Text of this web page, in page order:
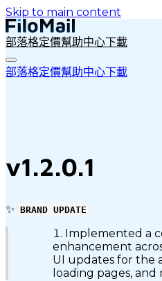
Skip to main content
部落格定價幫助中心下載
部落格定價幫助中心下載
v1.2.0.1
✨ BRAND UPDATE
Implemented a
enhancement
UI updates for the
loading pages, and